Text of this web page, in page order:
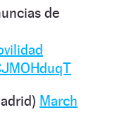
de
March